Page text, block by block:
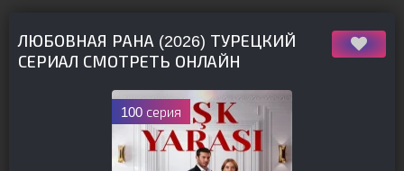
ЛЮБОВНАЯ РАНА (2026) ТУРЕЦКИЙ
СЕРИАЛ СМОТРЕТЬ ОНЛАЙН
100 серия